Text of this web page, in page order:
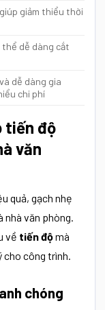
giảm thiểu thời
thể dễ dàng cắt
dễ dàng gia
chi phí
tiến độ
văn
quả, gạch nhẹ
nhà văn phòng.
về tiến độmà
cho công trình.
chóng